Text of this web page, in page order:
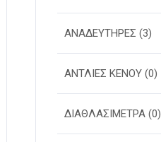
ΑΝΑΔΕΥΤΗΡΕΣ (3)
ΑΝΤΛΙΕΣ ΚΕΝΟΥ (0)
ΔΙΑΘΛΑΣΙΜΕΤΡΑ (0)